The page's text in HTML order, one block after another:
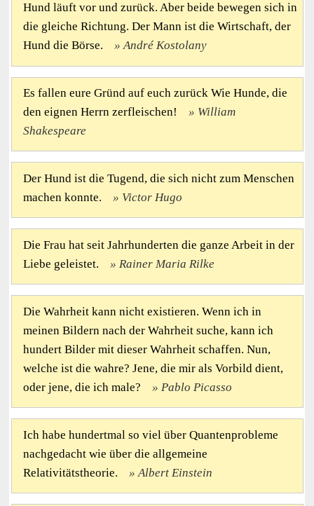
Hund läuft vor und zurück. Aber beide bewegen sich in
die gleiche Richtung. Der Mann ist die Wirtschaft, der
Hund die Börse.
André Kostolany
Es fallen eure Gründ auf euch zurück Wie Hunde, die
den eignen Herrn zerfleischen!
William
Shakespeare
Der Hund ist die Tugend, die sich nicht zum Menschen
machen konnte.
Victor Hugo
Die Frau hat seit Jahrhunderten die ganze Arbeit in der
Liebe geleistet.
Rainer Maria Rilke
Die Wahrheit kann nicht existieren. Wenn ich in
meinen Bildern nach der Wahrheit suche, kann ich
hundert Bilder mit dieser Wahrheit schaffen. Nun,
welche ist die wahre? Jene, die mir als Vorbild dient,
oder jene, die ich male?
Pablo Picasso
Ich habe hundertmal so viel über Quantenprobleme
nachgedacht wie über die allgemeine
Relativitätstheorie.
Albert Einstein